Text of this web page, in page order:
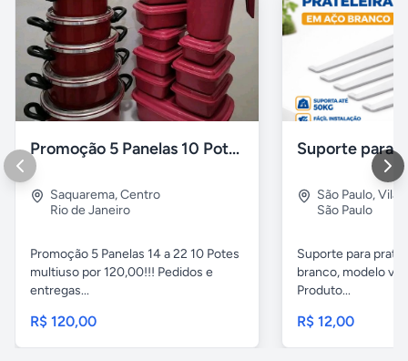
Promoção 5 Panelas 10 Potes Multiuso
Saquarema,Centro
Rio de Janeiro
Promoção 5 Panelas 14 a 22 10 Potes
multiuso por 120,00!!! Pedidos e
entregas...
R$ 120,00
São Paulo,Vila
São Paulo
Suporte para
branco, modelo
Produto...
R$ 12,00